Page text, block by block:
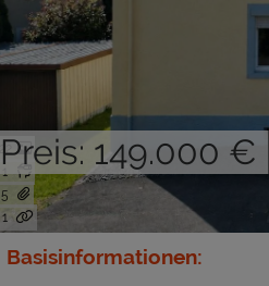
1
5
1
22
Basisinformationen:
Preis: 149.000 €